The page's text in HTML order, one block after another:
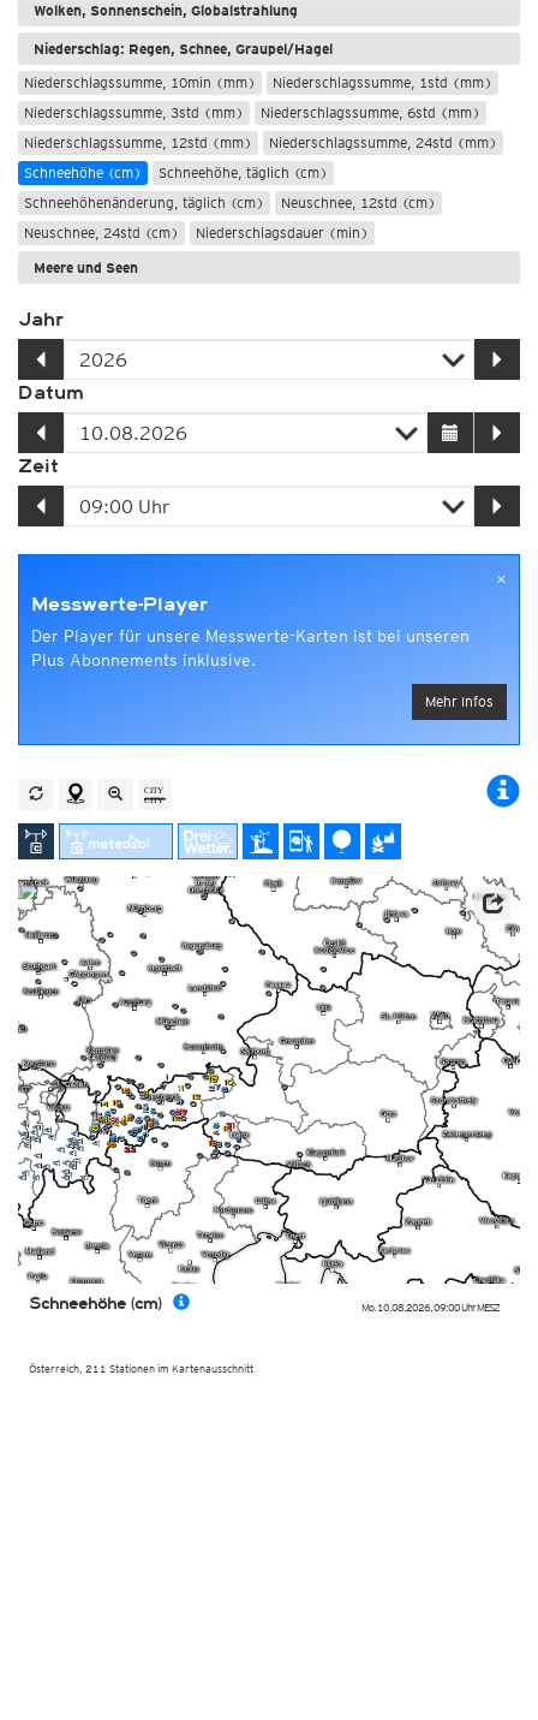
Wolken, Sonnenschein, Globalstrahlung
Niederschlag: Regen, Schnee, Graupel/Hagel
Niederschlagssumme, 10min (mm)
Niederschlagssumme, 1std (mm)
Niederschlagssumme, 3std (mm)
Niederschlagssumme, 6std (mm)
Niederschlagssumme, 12std (mm)
Niederschlagssumme, 24std (mm)
Schneehöhe (cm)
Schneehöhe, täglich (cm)
Schneehöhenänderung, täglich (cm)
Neuschnee, 12std (cm)
Neuschnee, 24std (cm)
Niederschlagsdauer (min)
Meere und Seen
Jahr
Datum
Zeit
×
Messwerte-Player
Der Player für unsere Messwerte-Karten ist bei unseren
Plus Abonnements inklusive.
Mehr Infos
Mo. 10.08.2026, 09:00 UhrMESZ
Österreich, 211 Stationen im Kartenausschnitt
Schneehöhe (cm)